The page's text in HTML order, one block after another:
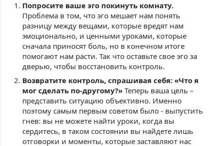
Попросите ваше эго покинуть комнату.
Проблема в том, что эго мешает нам понять
разницу между вещами, которые вредят нам
эмоционально, и ценными уроками, которые
сначала приносят боль, но в конечном итоге
помогают нам расти. Так что оставьте свое эго за
дверью, чтобы восстановить контроль.
Возвратите контроль, спрашивая себя: «Что я
мог сделать по-другому?» Теперь ваша цель –
представить ситуацию объективно. Именно
поэтому самым первым советом было - выпустить
гнев: вы не можете найти уроки, когда вы
сердитесь, в таком состоянии вы найдете лишь
отговорки и моменты, которые заставляют нас